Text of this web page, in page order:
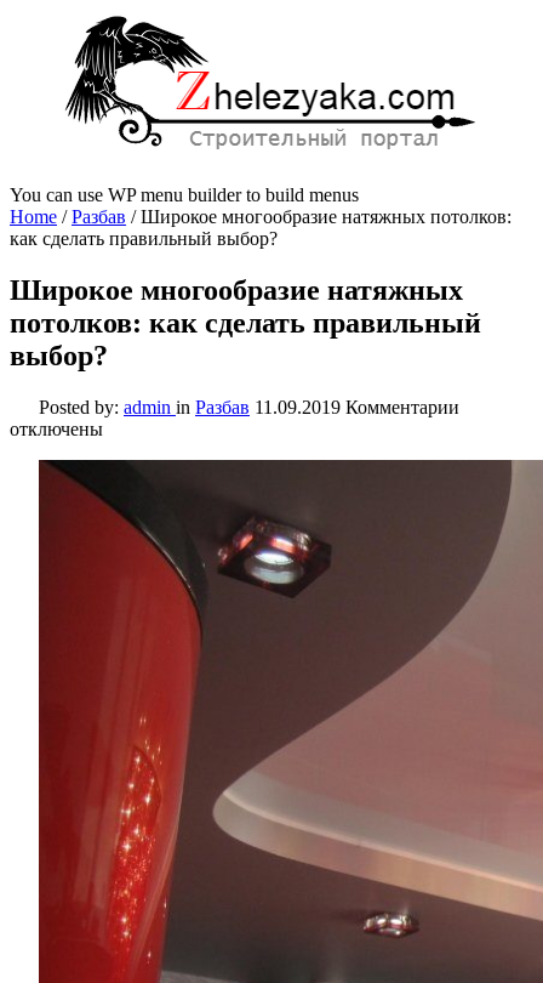
You can use WP menu builder to build menus
Home /Разбав /Широкое многообразие натяжных потолков:
как сделать правильный выбор?
Широкое многообразие натяжных
потолков: как сделать правильный
выбор?
Posted by: admin in Разбав 11.09.2019 Комментарии
натяжных
потолков:
сделать
выбор?
отключены